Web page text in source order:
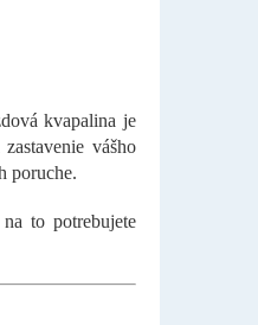
kvapalina je
vášho
poruche.
to potrebujete